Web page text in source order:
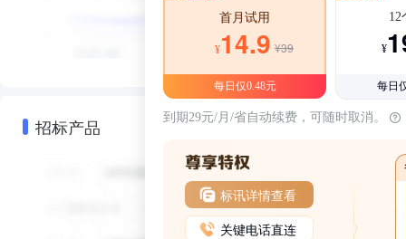
招标产品
首月试用
¥14.9 ¥39
每日仅0.48元
12
¥
每日
到期29元/月/省自动续费，可随时取消。
标讯详情查看
关键电话直连